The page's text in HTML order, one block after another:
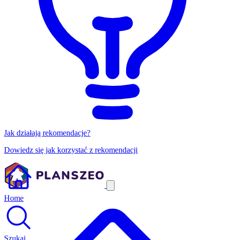
Jak działają rekomendacje?
Dowiedz się jak korzystać z rekomendacji
Home
Szukaj